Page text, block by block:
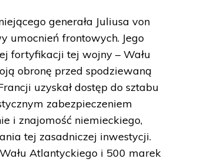
generała Juliusa von
umocnień frontowych. Jego
fortyfikacji tej wojny – Wału
obronę przed spodziewaną
uzyskał dostęp do sztabu
zabezpieczeniem
i znajomość niemieckiego,
tej zasadniczej inwestycji.
Atlantyckiego i 500 marek